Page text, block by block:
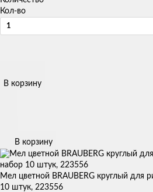
Кол-во
В корзину
В корзину
Мел цветной BRAUBERG круглый для
10 штук, 223556